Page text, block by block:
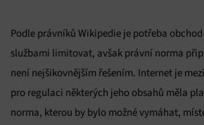
Podle právníků Wikipedie je potřeba
službami limitovat, avšak právní norma
není nejšikovnějším řešením. Internet je
pro regulaci některých jeho obsahů měla
norma, kterou by bylo možné vymáhat,